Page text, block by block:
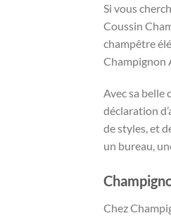
Si vous
Coussin
champêtre
Champignon
Avec sa belle
déclaration
de styles, et
un bureau,
Chez